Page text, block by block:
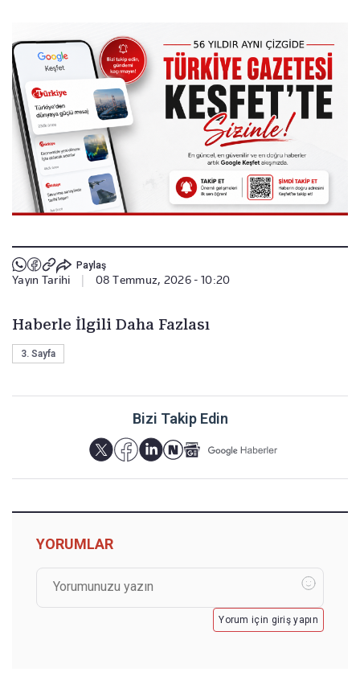
Paylaş
Yayın Tarihi 08 Temmuz, 2026 - 10:20
Haberle İlgili Daha Fazlası
3. Sayfa
Bizi Takip Edin
YORUMLAR
Yorum için giriş yapın